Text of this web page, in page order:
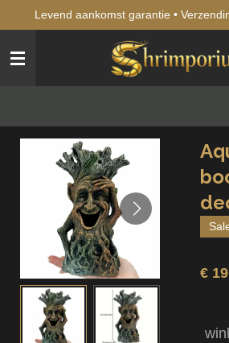
naar
hoofdinhoud
Levend aankomst garantie •
€